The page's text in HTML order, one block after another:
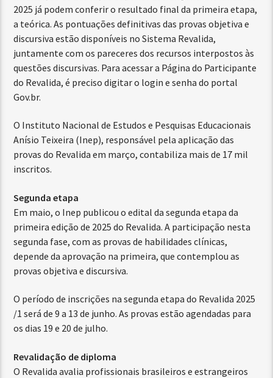
2025 já podem conferir o resultado final da primeira etapa,
a teórica. As pontuações definitivas das provas objetiva e
discursiva estão disponíveis no Sistema Revalida,
juntamente com os pareceres dos recursos interpostos às
questões discursivas. Para acessar a Página do Participante
do Revalida, é preciso digitar o login e senha do portal
Gov.br.
O Instituto Nacional de Estudos e Pesquisas Educacionais
Anísio Teixeira (Inep), responsável pela aplicação das
provas do Revalida em março, contabiliza mais de 17 mil
inscritos.
Segunda etapa
Em maio, o Inep publicou o edital da segunda etapa da
primeira edição de 2025 do Revalida. A participação nesta
segunda fase, com as provas de habilidades clínicas,
depende da aprovação na primeira, que contemplou as
provas objetiva e discursiva.
O período de inscrições na segunda etapa do Revalida 2025
/1 será de 9 a 13 de junho. As provas estão agendadas para
os dias 19 e 20 de julho.
Revalidação de diploma
O Revalida avalia profissionais brasileiros e estrangeiros